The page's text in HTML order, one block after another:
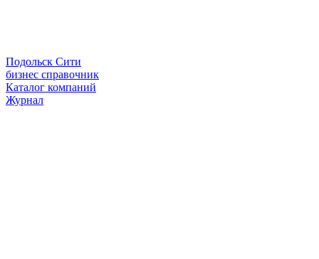
Подольск Сити
бизнес справочник
Каталог компаний
Журнал